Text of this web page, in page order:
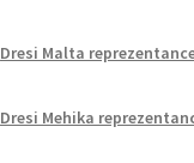
Dresi Malta
Dresi Mehika